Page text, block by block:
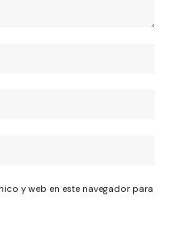
y web en este navegador para